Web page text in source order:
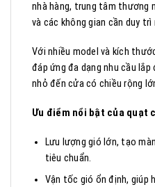
nhà hàng, trung tâm thương
và các không gian cần duy
Với nhiều model và kích
đáp ứng đa dạng nhu cầu
nhỏ đến cửa có chiều rộng
Ưu điểm nổi bật của quạt
Lưu lượng gió lớn, tạo
tiêu chuẩn.
Vận tốc gió ổn định,